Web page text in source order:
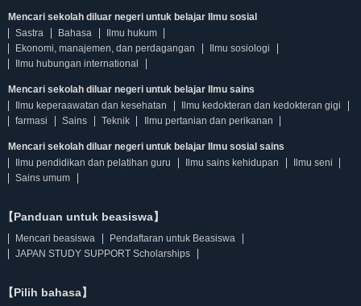
Mencari sekolah diluar negeri untuk belajar Ilmu sosial
Sastra
Bahasa
Ilmu hukum
Ekonomi, manajemen, dan perdagangan
Ilmu sosiologi
Ilmu hubungan international
Mencari sekolah diluar negeri untuk belajar Ilmu sains
Ilmu keperaawatan dan kesehatan
Ilmu kedokteran dan kedokteran gigi
farmasi
Sains Teknik Ilmu pertanian dan perikanan
Mencari sekolah diluar negeri untuk belajar Ilmu sosial sains
Ilmu pendidikan dan pelatihan guru
Ilmu sains kehidupan
Ilmu seni
Sains umum
【Panduan untuk beasiswa】
Mencari beasiswa
Pendaftaran untuk Beasiswa
JAPAN STUDY SUPPORT Scholarships
【Pilih bahasa】